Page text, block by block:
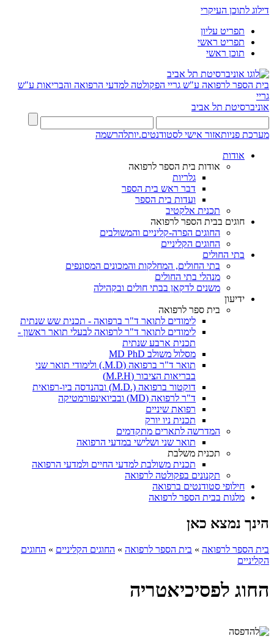
דילוג לתוכן העיקרי
תפריט עליון
תפריט ראשי
תוכן ראשי
בית הספר לרפואה ע"ש גריי הפקולטה למדעי הרפואה והבריאות ע"ש
גריי
אוניברסיטת תל אביב
מערכת פניותאזור אישי לסטודנטים.יותלהרשמה
אודות
אודות בית הספר לרפואה
גלריות
דבר ראש בית הספר
ועדות בית הספר
תכנית אלקטיב
חוגים בבית הספר לרפואה
החוגים הפרה-קליניים והמשולבים
החוגים הקליניים
בתי החולים
בתי החולים, המחלקות והמכונים המסונפים
מנהלי בתי החולים
משנים לדקאן בבתי חולים ובקהילה
ידיעון
בית ספר לרפואה
לימודים לתואר ד"ר ברפואה - תכנית שש שנתית
לימודים לתואר ד"ר לרפואה לבעלי תואר ראשון -
תכנית ארבע שנתית
מסלול משולב MD PhD
תואר ד"ר ברפואה (M.D.) ולימודי תואר שני
בבריאות הציבור (M.P.H)
דוקטור ברפואה (.M.D) ובהנדסה ביו-רפואית
ד"ר לרפואה (MD) ובביואינפורמטיקה
רפואת שיניים
תכנית ניו יורק
המדרשה לתארים מתקדמים
תואר שני ושלישי במדעי הרפואה
תכנית משלבת
תכנית משולבת למדעי החיים ולמדעי הרפואה
תקנונים בפקולטה לרפואה
חילופי סטודנטים ברפואה
מלגות בבית הספר לרפואה
הינך נמצא כאן
בית הספר לרפואה » בית הספר לרפואה » החוגים הקליניים » החוגים
הקליניים
החוג לפסיכיאטריה